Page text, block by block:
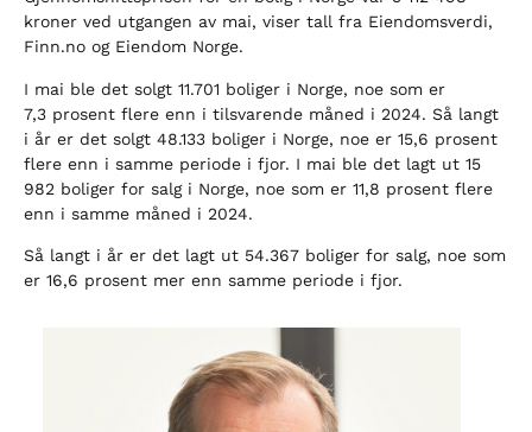
kroner ved utgangen av mai, viser tall fra Eiendomsverdi,
Finn.no og Eiendom Norge.
I mai ble det solgt 11.701 boliger i Norge, noe som er
7,3 prosent flere enn i tilsvarende måned i 2024. Så langt
i år er det solgt 48.133 boliger i Norge, noe er 15,6 prosent
flere enn i samme periode i fjor. I mai ble det lagt ut 15
982 boliger for salg i Norge, noe som er 11,8 prosent flere
enn i samme måned i 2024.
Så langt i år er det lagt ut 54.367 boliger for salg, noe som
er 16,6 prosent mer enn samme periode i fjor.